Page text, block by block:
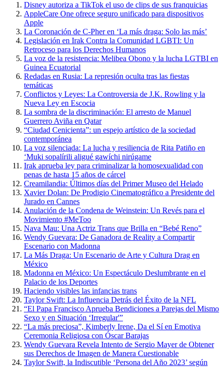
Disney autoriza a TikTok el uso de clips de sus franquicias
AppleCare One ofrece seguro unificado para dispositivos
Apple
La Coronación de C-Pher en ‘La más draga: Solo las más’
Legislación en Irak Contra la Comunidad LGBTI: Un
Retroceso para los Derechos Humanos
La voz de la resistencia: Melibea Obono y la lucha LGTBI en
Guinea Ecuatorial
Redadas en Rusia: La represión oculta tras las fiestas
temáticas
Conflictos y Leyes: La Controversia de J.K. Rowling y la
Nueva Ley en Escocia
La sombra de la discriminación: El arresto de Manuel
Guerrero Aviña en Qatar
“Ciudad Cenicienta”: un espejo artístico de la sociedad
contemporánea
La voz silenciada: La lucha y resiliencia de Rita Patiño en
‘Muki sopalírili aligué gawíchi nirúgame
Irak aprueba ley para criminalizar la homosexualidad con
penas de hasta 15 años de cárcel
Creamilandia: Últimos días del Primer Museo del Helado
Xavier Dolan: De Prodigio Cinematográfico a Presidente del
Jurado en Cannes
Anulación de la Condena de Weinstein: Un Revés para el
Movimiento #MeToo
Nava Mau: Una Actriz Trans que Brilla en “Bebé Reno”
Wendy Guevara: De Ganadora de Reality a Compartir
Escenario con Madonna
La Más Draga: Un Escenario de Arte y Cultura Drag en
México
Madonna en México: Un Espectáculo Deslumbrante en el
Palacio de los Deportes
Haciendo visibles las infancias trans
Taylor Swift: La Influencia Detrás del Éxito de la NFL
“El Papa Francisco Aprueba Bendiciones a Parejas del Mismo
Sexo y en Situación ‘Irregular'”
“La más preciosa”, Kimberly Irene, Da el Sí en Emotiva
Ceremonia Religiosa con Óscar Barajas
Wendy Guevara Revela Intento de Sergio Mayer de Obtener
sus Derechos de Imagen de Manera Cuestionable
Taylor Swift, la Indiscutible ‘Persona del Año 2023’ según